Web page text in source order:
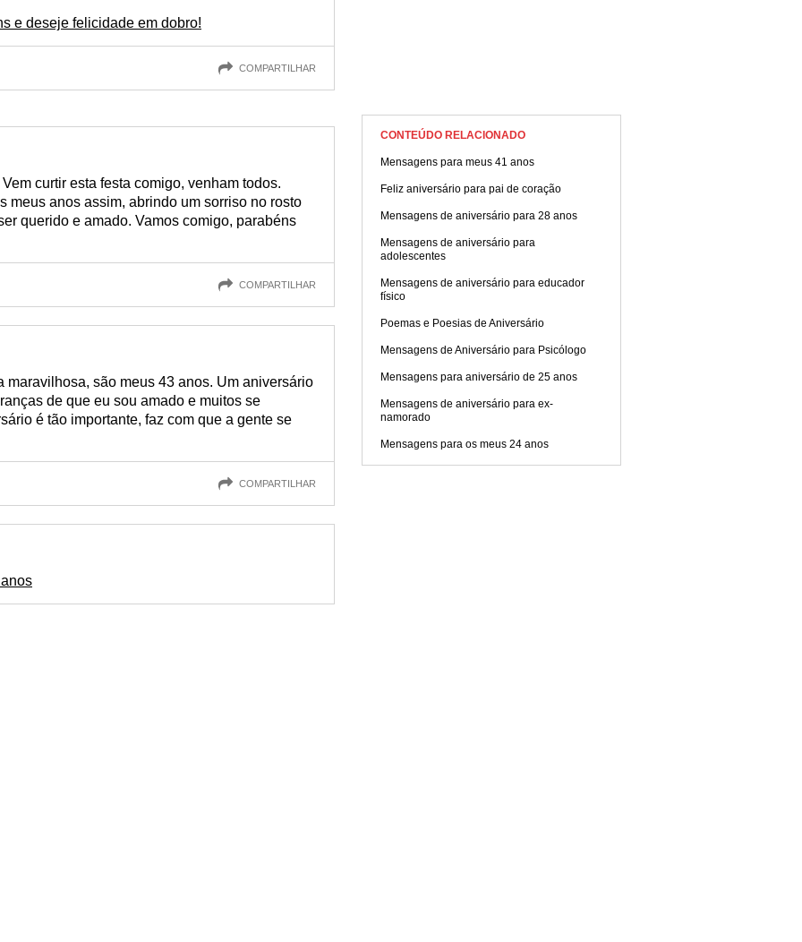
e deseje felicidade em dobro!
COMPARTILHAR
curtir esta festa comigo, venham todos.
meus anos assim, abrindo um sorriso no rosto
querido e amado. Vamos comigo, parabéns
COMPARTILHAR
maravilhosa, são meus 43 anos. Um aniversário
de que eu sou amado e muitos se
é tão importante, faz com que a gente se
COMPARTILHAR
CONTEÚDO RELACIONADO
Mensagens para meus 41 anos
Feliz aniversário para pai de coração
Mensagens de aniversário para 28 anos
Mensagens de aniversário para
adolescentes
Mensagens de aniversário para educador
físico
Poemas e Poesias de Aniversário
Mensagens de Aniversário para Psicólogo
Mensagens para aniversário de 25 anos
Mensagens de aniversário para ex-
namorado
Mensagens para os meus 24 anos